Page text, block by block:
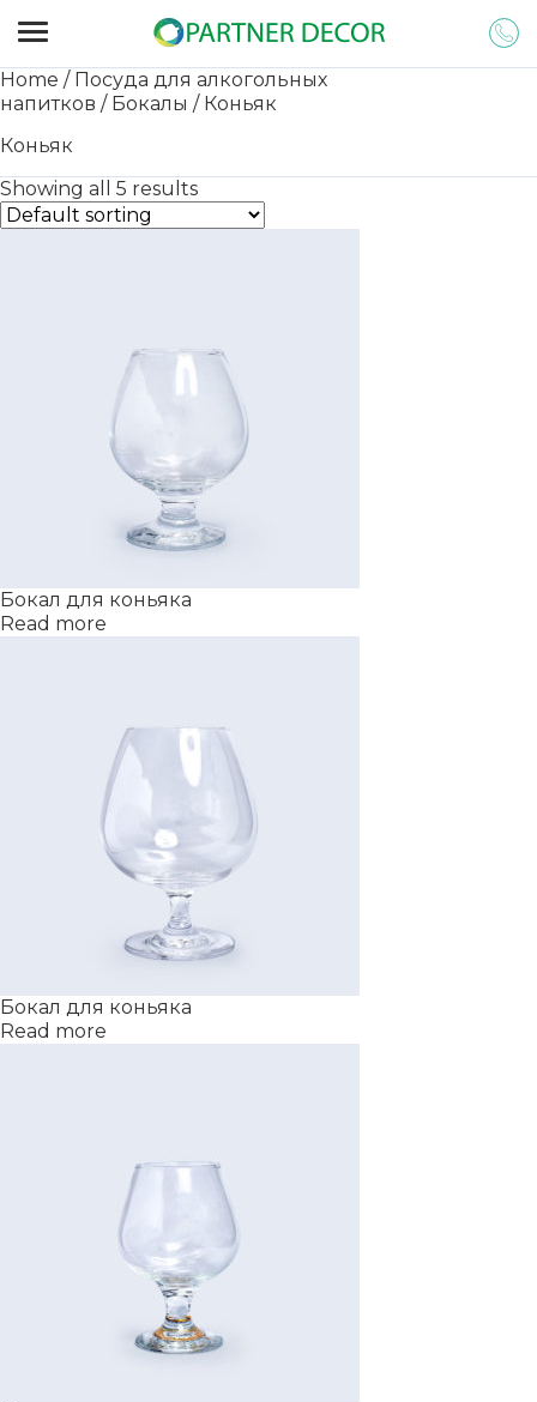
Home / Посуда для алкогольных
напитков / Бокалы / Коньяк
Коньяк
Showing all 5 results
Бокал для коньяка
Read more
Бокал для коньяка
Read more